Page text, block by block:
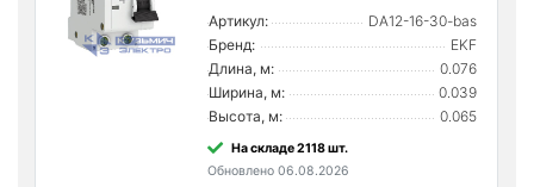
Артикул:
DA12-16-30-bas
Бренд:
EKF
Длина, м:
0.076
Ширина, м:
0.039
Высота, м:
0.065
На складе 2118 шт.
Обновлено 06.08.2026